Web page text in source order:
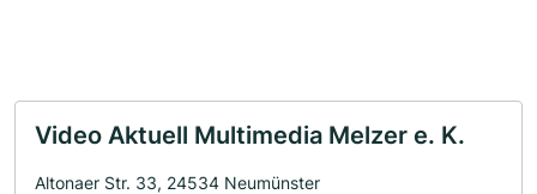
Video Aktuell Multimedia Melzer e. K.
Altonaer Str. 33, 24534 Neumünster